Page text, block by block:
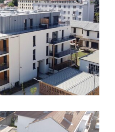
maisons individuelles